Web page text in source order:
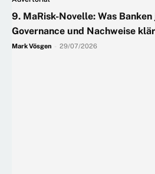
9. MaRisk-Novelle: Was
Governance und Nachweise
Mark Vösgen 29/07/2026